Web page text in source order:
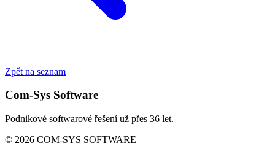
Zpět na seznam
Com-Sys Software
Podnikové softwarové řešení už přes 36 let.
© 2026 COM-SYS SOFTWARE